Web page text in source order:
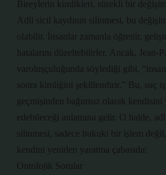
Bireylerin kimlikleri, sürekli bir
Adli sicil kaydının silinmesi, bu
olabilir. İnsanlar zamanla öğrenir,
hatalarını düzeltebilirler. Ancak, Jean-
varoluşçuluğunda söylediği gibi, “insan
sonra kimliğini şekillendirir.” Bu, suç
geçmişinden bağımsız olarak kendisini
edebileceği anlamına gelir. O halde, adli
silinmesi, sadece hukuki bir işlem değil,
kendini yeniden yaratma çabasıdır.
Ontolojik Sorular